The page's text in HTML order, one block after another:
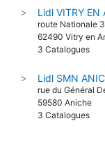
> Lidl VITRY
route Nationale
62490 Vitry en
3 Catalogues
> Lidl SMN
rue du Général
59580 Aniche
3 Catalogues